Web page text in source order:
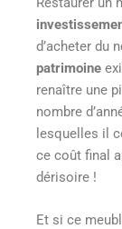
d’acheter du
patrimoine
renaître une
nombre
lesquelles il
ce coût final
dérisoire !
Et si ce